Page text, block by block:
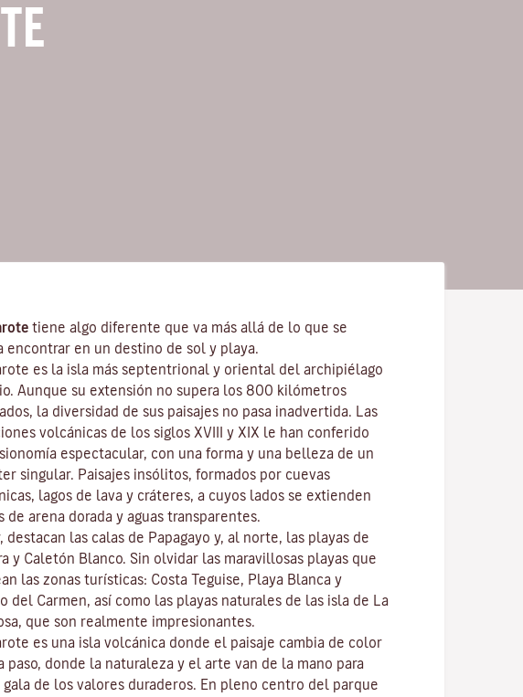
tiene algo diferente que va más allá de lo que se
encontrar en un destino de sol y playa.
es la isla más septentrional y oriental del archipiélago
Aunque su extensión no supera los 800 kilómetros
la diversidad de sus paisajes no pasa inadvertida. Las
volcánicas de los siglos XVIII y XIX le han conferido
espectacular, con una forma y una belleza de un
singular. Paisajes insólitos, formados por cuevas
lagos de lava y cráteres, a cuyos lados se extienden
de arena dorada y aguas transparentes.
destacan las calas de Papagayo y, al norte, las playas de
y Caletón Blanco . Sin olvidar las maravillosas playas que
las zonas turísticas: Costa Teguise Playa Blanca y
del Carmen , así como las playas naturales de las isla de
La
, que son realmente impresionantes.
es una isla volcánica donde el paisaje cambia de color
paso, donde la naturaleza y el arte van de la mano para
gala de los valores duraderos. En pleno centro del parque